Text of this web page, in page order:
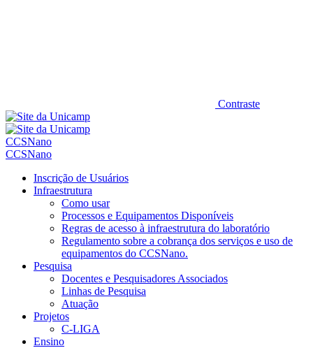
Contraste
CCSNano
CCSNano
Inscrição de Usuários
Infraestrutura
Como usar
Processos e Equipamentos Disponíveis
Regras de acesso à infraestrutura do laboratório
Regulamento sobre a cobrança dos serviços e uso de
equipamentos do CCSNano.
Pesquisa
Docentes e Pesquisadores Associados
Linhas de Pesquisa
Atuação
Projetos
C-LIGA
Ensino